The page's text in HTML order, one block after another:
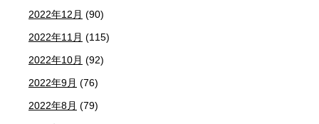
2022年12月 (90)
2022年11月 (115)
2022年10月 (92)
2022年9月 (76)
2022年8月 (79)